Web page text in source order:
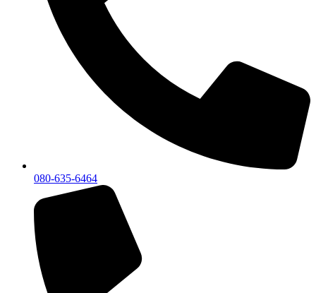
080-635-6464